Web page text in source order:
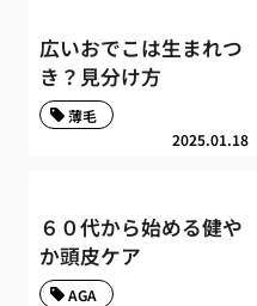
広いおでこは生まれつ
き？見分け方
2025.01.18
薄毛
６０代から始める健や
か頭皮ケア
AGA